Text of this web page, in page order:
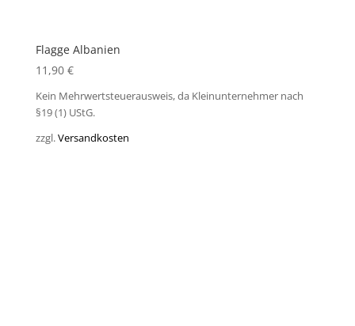
Flagge Albanien
11,90 €
Kein Mehrwertsteuerausweis, da Kleinunternehmer nach
§19 (1) UStG.
zzgl.Versandkosten